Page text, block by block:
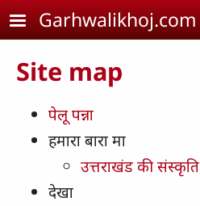
Skip to main content
Garhwalikhoj.com
Site map
पेलू पन्ना
हमारा बारा मा
उत्तराखंड की संस्कृति
देखा